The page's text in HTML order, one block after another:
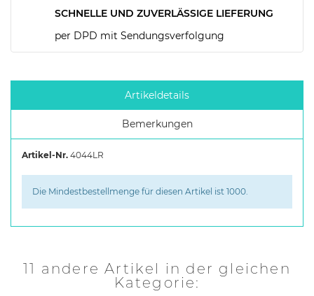
SCHNELLE UND ZUVERLÄSSIGE LIEFERUNG
per DPD mit Sendungsverfolgung
Artikeldetails
Bemerkungen
Artikel-Nr. 4044LR
Die Mindestbestellmenge für diesen Artikel ist 1000.
11 andere Artikel in der gleichen
Kategorie: